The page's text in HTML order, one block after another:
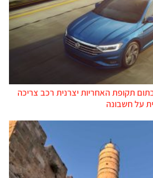
תקופת האחריות יצרנית רכב צריכה
על חשבונה